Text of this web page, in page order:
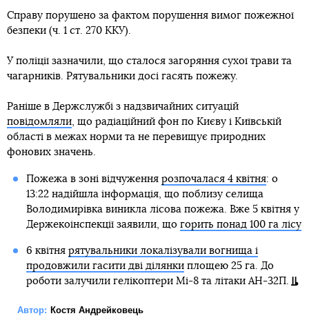
Справу порушено за фактом порушення вимог пожежної
безпеки (ч. 1 ст. 270 ККУ).
У поліції зазначили, що сталося загоряння сухої трави та
чагарників. Рятувальники досі гасять пожежу.
Раніше в Держслужбі з надзвичайних ситуацій
повідомляли, що радіаційний фон по Києву і Київській
області в межах норми та не перевищує природних
фонових значень.
Пожежа в зоні відчуження розпочалася 4 квітня: о
13:22 надійшла інформація, що поблизу селища
Володимирівка виникла лісова пожежа. Вже 5 квітня у
Держекоінспекції заявили, що горить понад 100 га лісу
6 квітня рятувальники локалізували вогнища і
продовжили гасити дві ділянкиплощею 25 га. До
роботи залучили гелікоптери Мі-8 та літаки АН-32П.
Автор: Костя Андрейковець